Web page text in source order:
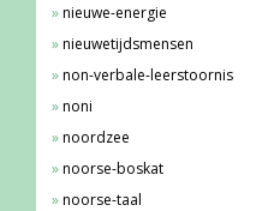
nieuwe-energie
nieuwetijdsmensen
non-verbale-leerstoornis
noni
noordzee
noorse-boskat
noorse-taal